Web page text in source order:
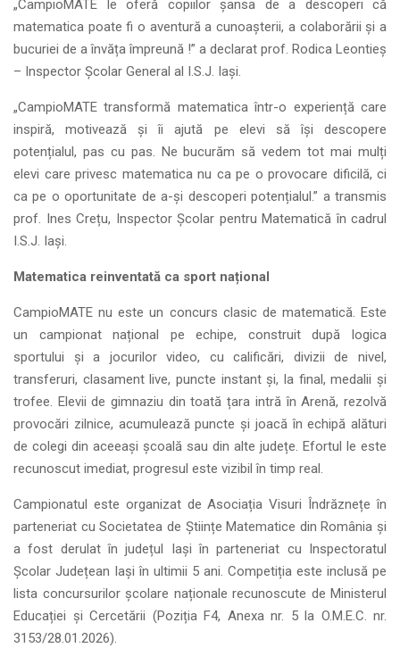
„CampioMATE le oferă copiilor șansa de a descoperi că
matematica poate fi o aventură a cunoașterii, a colaborării și a
bucuriei de a învăța împreună !” a declarat prof. Rodica Leontieș
– Inspector Școlar General al I.S.J. Iași.
„CampioMATE transformă matematica într-o experiență care
inspiră, motivează și îi ajută pe elevi să își descopere
potențialul, pas cu pas. Ne bucurăm să vedem tot mai mulți
elevi care privesc matematica nu ca pe o provocare dificilă, ci
ca pe o oportunitate de a-și descoperi potențialul.” a transmis
prof. Ines Crețu, Inspector Școlar pentru Matematică în cadrul
I.S.J. Iași.
Matematica reinventată ca sport național
CampioMATE nu este un concurs clasic de matematică. Este
un campionat național pe echipe, construit după logica
sportului și a jocurilor video, cu calificări, divizii de nivel,
transferuri, clasament live, puncte instant și, la final, medalii și
trofee. Elevii de gimnaziu din toată țara intră în Arenă, rezolvă
provocări zilnice, acumulează puncte și joacă în echipă alături
de colegi din aceeași școală sau din alte județe. Efortul le este
recunoscut imediat, progresul este vizibil în timp real.
Campionatul este organizat de Asociația Visuri Îndrăznețe în
parteneriat cu Societatea de Științe Matematice din România și
a fost derulat în județul Iași în parteneriat cu Inspectoratul
Școlar Județean Iași în ultimii 5 ani. Competiția este inclusă pe
lista concursurilor școlare naționale recunoscute de Ministerul
Educației și Cercetării (Poziția F4, Anexa nr. 5 la O.M.E.C. nr.
3153/28.01.2026).